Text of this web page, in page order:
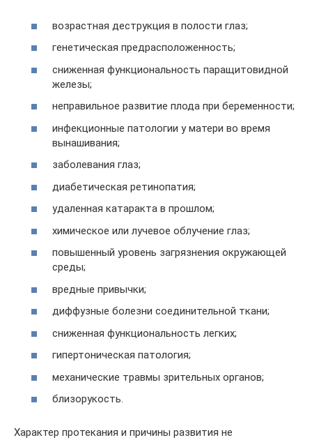
возрастная деструкция в полости глаз;
генетическая предрасположенность;
сниженная функциональность паращитовидной
железы;
неправильное развитие плода при беременности;
инфекционные патологии у матери во время
вынашивания;
заболевания глаз;
диабетическая ретинопатия;
удаленная катаракта в прошлом;
химическое или лучевое облучение глаз;
повышенный уровень загрязнения окружающей
среды;
вредные привычки;
диффузные болезни соединительной ткани;
сниженная функциональность легких;
гипертоническая патология;
механические травмы зрительных органов;
близорукость.
Характер протекания и причины развития не